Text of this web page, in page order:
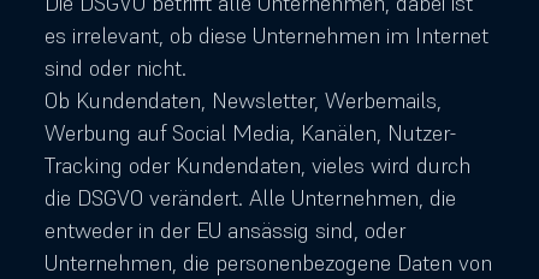
es irrelevant, ob diese Unternehmen im Internet
sind oder nicht.
Ob Kundendaten, Newsletter, Werbemails,
Werbung auf Social Media, Kanälen, Nutzer-
Tracking oder Kundendaten, vieles wird durch
die DSGVO verändert. Alle Unternehmen, die
entweder in der EU ansässig sind, oder
Unternehmen, die personenbezogene Daten von